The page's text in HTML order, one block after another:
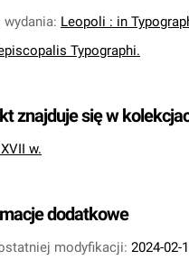
wydania: Leopoli : in
Typographi.
znajduje się w
w.
dodatkowe
modyfikacji: 2024-02-